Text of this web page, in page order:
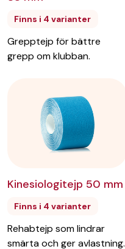
Finns i 4 varianter
Grepptejp för bättre
grepp om klubban.
Kinesiologitejp 50 mm
Finns i 4 varianter
Rehabtejp som lindrar
smärta och ger avlastning.